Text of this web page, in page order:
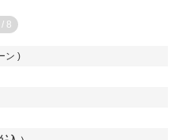
/ 8
ン )